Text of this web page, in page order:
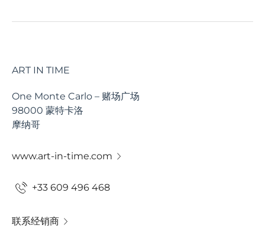
ART IN TIME
One Monte Carlo – 赌场广场
98000 蒙特卡洛
摩纳哥
www.art-in-time.com
+33 609 496 468
联系经销商